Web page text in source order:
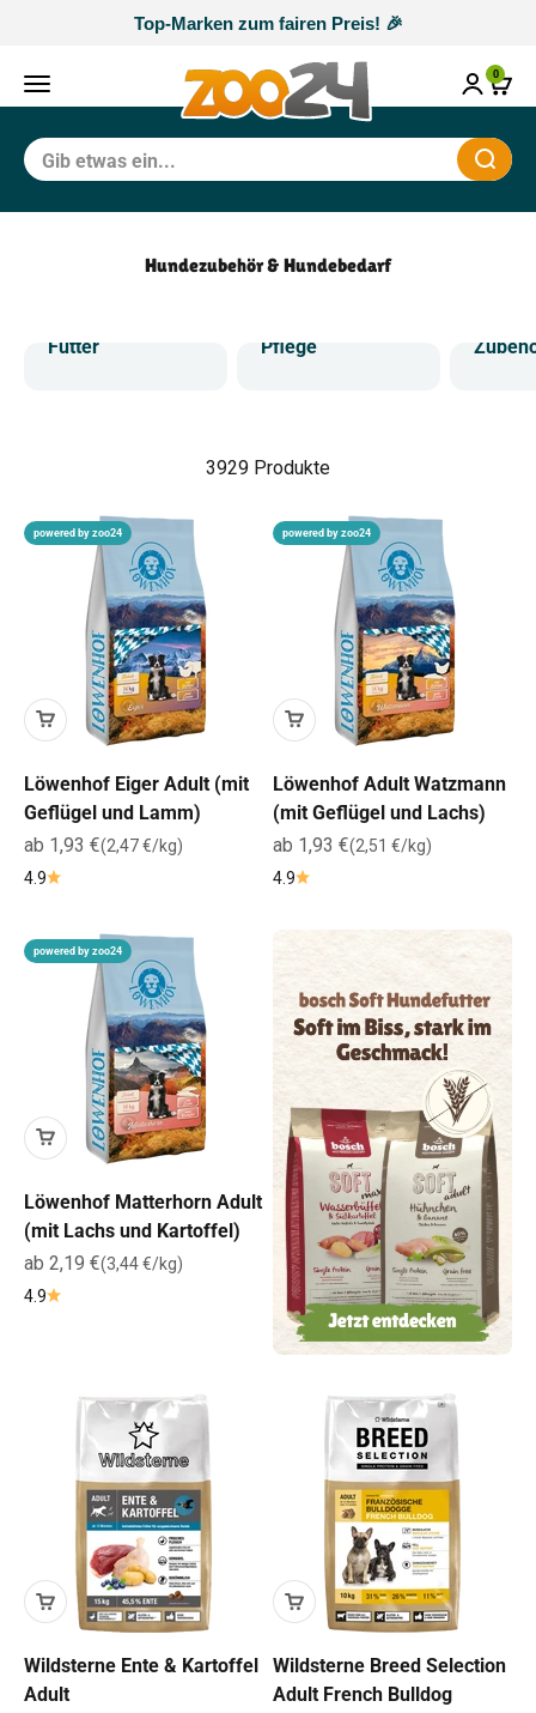
Zum Inhalt springenTop-Marken zum fairen Preis! 🎉
0
Navigationsmenü öffnen
Hundezubehör & Hundebedarf
Futter Pflege
3929 Produkte
powered by zoo24
Löwenhof Eiger Adult (mit
Geflügel und Lamm)
Angebot
ab 1,93 €(2,47 €/kg)
4.9
powered by zoo24
Löwenhof Adult Watzmann
(mit Geflügel und Lachs)
Angebot
ab 1,93 €(2,51 €/kg)
4.9
powered by zoo24
Löwenhof Matterhorn Adult
(mit Lachs und Kartoffel)
Angebot
ab 2,19 €(3,44 €/kg)
4.9
Wildsterne Ente & Kartoffel
Adult
Wildsterne Breed Selection
Adult French Bulldog